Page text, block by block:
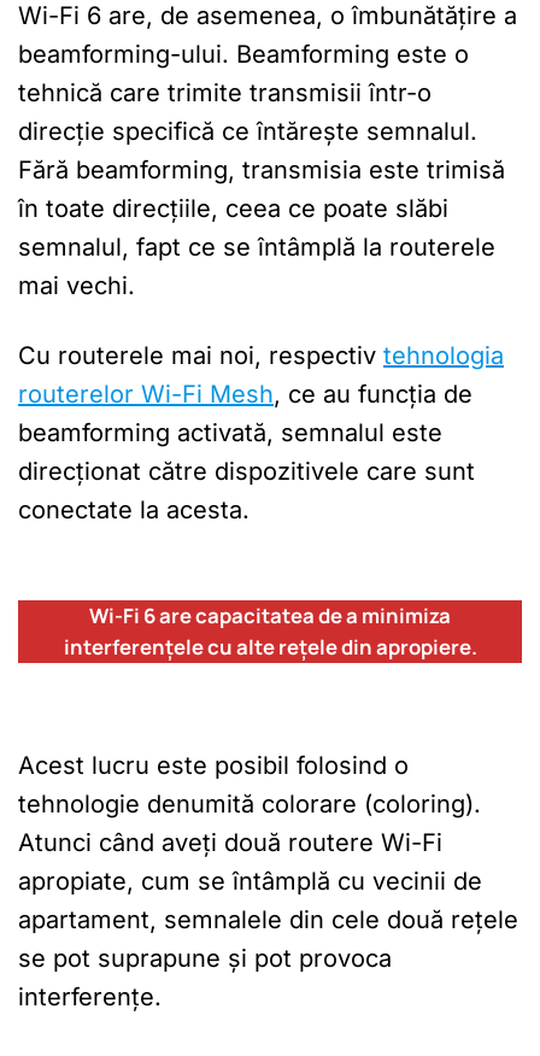
Wi-Fi 6 are, de asemenea, o îmbunătățire a
beamforming-ului. Beamforming este o
tehnică care trimite transmisii într-o
direcție specifică ce întărește semnalul.
Fără beamforming, transmisia este trimisă
în toate direcțiile, ceea ce poate slăbi
semnalul, fapt ce se întâmplă la routerele
mai vechi.
Cu routerele mai noi, respectiv tehnologia
routerelor Wi-Fi Mesh, ce au funcția de
beamforming activată, semnalul este
direcționat către dispozitivele care sunt
conectate la acesta.
Wi-Fi 6 are capacitatea de a minimiza
interferențele cu alte rețele din apropiere.
Acest lucru este posibil folosind o
tehnologie denumită colorare (coloring).
Atunci când aveți două routere Wi-Fi
apropiate, cum se întâmplă cu vecinii de
apartament, semnalele din cele două rețele
se pot suprapune și pot provoca
interferențe.